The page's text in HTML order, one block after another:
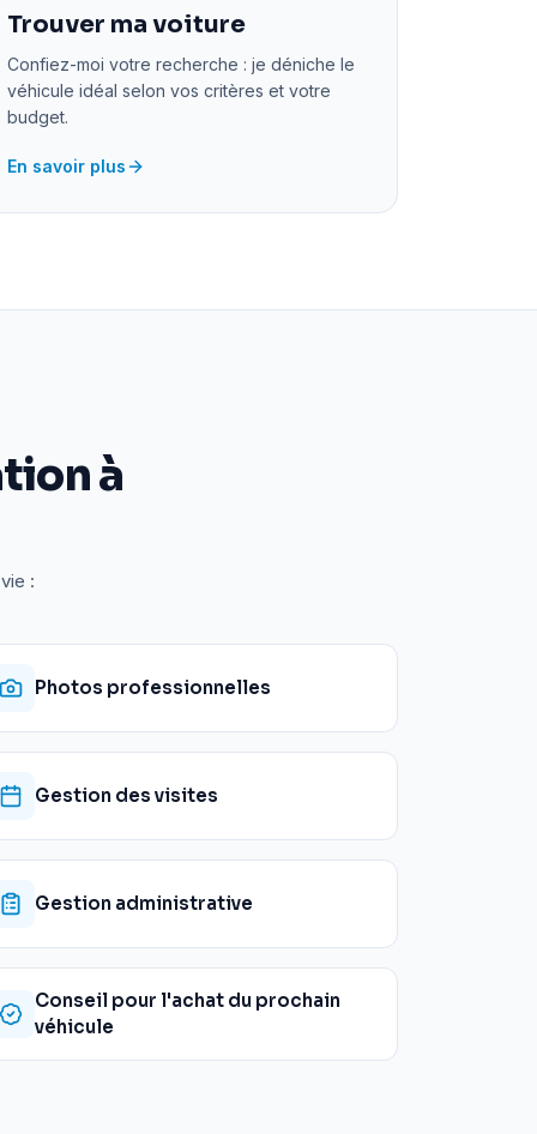
Trouver ma voiture
Confiez-moi votre recherche : je déniche le
véhicule idéal selon vos critères et votre
budget.
En savoir plus
à
:
Photos professionnelles
Gestion des visites
Gestion administrative
Conseil pour l'achat du prochain
véhicule